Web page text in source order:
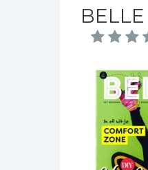
Geloof,
en mileu
kerken
Sterren
Naam *
Titel *
Bericht *